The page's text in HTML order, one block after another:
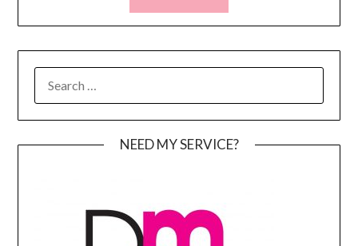
FOR:
NEED MY SERVICE?